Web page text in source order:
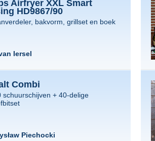
Airfryer XXL Smart
HD9867/90
bakvorm, grillset en boek
Iersel
Combi
schuurschijven + 40-delige
Piechocki